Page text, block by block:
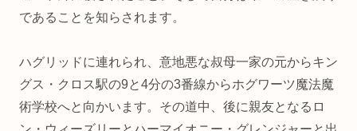
であることを知らされます。
ハグリッドに連れられ、意地悪な叔母一家の元からキン
グス・クロス駅の9と4分の3番線からホグワーツ魔法魔
術学校へと向かいます。その道中、後に親友となるロ